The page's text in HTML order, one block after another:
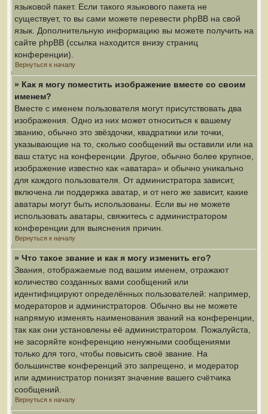
языковой пакет. Если такого языкового пакета не
существует, то вы сами можете перевести phpBB на свой
язык. Дополнительную информацию вы можете получить на
сайте phpBB (ссылка находится внизу страниц
конференции).
Вернуться к началу
» Как я могу поместить изображение вместе со своим
именем?
Вместе с именем пользователя могут присутствовать два
изображения. Одно из них может относиться к вашему
званию, обычно это звёздочки, квадратики или точки,
указывающие на то, сколько сообщений вы оставили или на
ваш статус на конференции. Другое, обычно более крупное,
изображение известно как «аватара» и обычно уникально
для каждого пользователя. От администратора зависит,
включена ли поддержка аватар, и от него же зависит, какие
аватары могут быть использованы. Если вы не можете
использовать аватары, свяжитесь с администратором
конференции для выяснения причин.
Вернуться к началу
» Что такое звание и как я могу изменить его?
Звания, отображаемые под вашим именем, отражают
количество созданных вами сообщений или
идентифицируют определённых пользователей: например,
модераторов и администраторов. Обычно вы не можете
напрямую изменять наименования званий на конференции,
так как они установлены её администратором. Пожалуйста,
не засоряйте конференцию ненужными сообщениями
только для того, чтобы повысить своё звание. На
большинстве конференций это запрещено, и модератор
или администратор понизят значение вашего счётчика
сообщений.
Вернуться к началу